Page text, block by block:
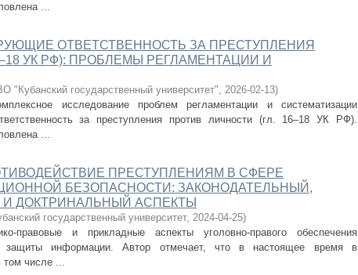
...
ОТВЕТСТВЕННОСТЬ ЗА ПРЕСТУПЛЕНИЯ
УК РФ): ПРОБЛЕМЫ РЕГЛАМЕНТАЦИИ И
"Кубанский государственный университет", 2026-02-13)
исследование проблем регламентации и систематизации
за преступления против личности (гл. 16–18 УК РФ).
...
ПРЕСТУПЛЕНИЯМ В СФЕРЕ
БЕЗОПАСНОСТИ: ЗАКОНОДАТЕЛЬНЫЙ,
ДОКТРИНАЛЬНЫЙ АСПЕКТЫ
государственный университет, 2024-04-25)
правовые и прикладные аспекты уголовно-правого обеспечения
защиты информации. Автор отмечает, что в настоящее время в
том числе ...